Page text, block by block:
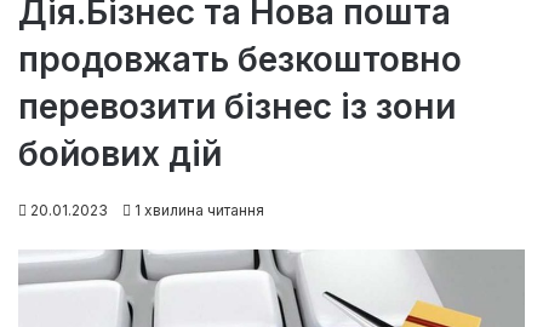
Дія.Бізнес та Нова пошта
продовжать безкоштовно
перевозити бізнес із зони
бойових дій
20.01.2023 1 хвилина читання